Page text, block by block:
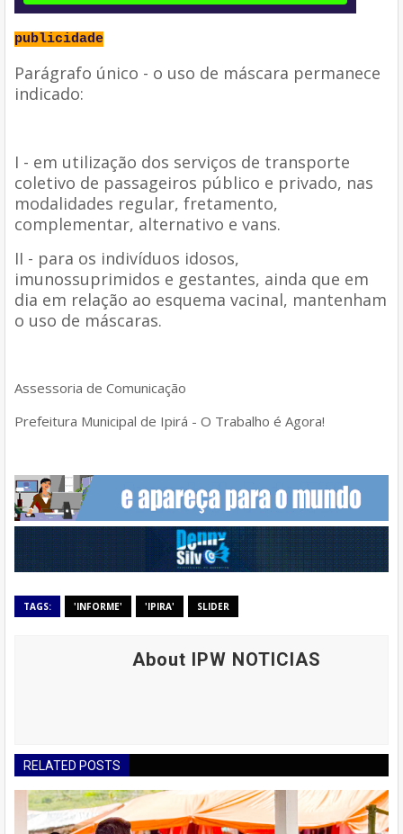
publicidade
Parágrafo único - o uso de máscara permanece
indicado:
I - em utilização dos serviços de transporte
coletivo de passageiros público e privado, nas
modalidades regular, fretamento,
complementar, alternativo e vans.
II - para os indivíduos idosos,
imunossuprimidos e gestantes, ainda que em
dia em relação ao esquema vacinal, mantenham
o uso de máscaras.
Assessoria de Comunicação
Prefeitura Municipal de Ipirá - O Trabalho é Agora!
TAGS: 'INFORME' 'IPIRA' SLIDER
About IPW NOTICIAS
RELATED POSTS